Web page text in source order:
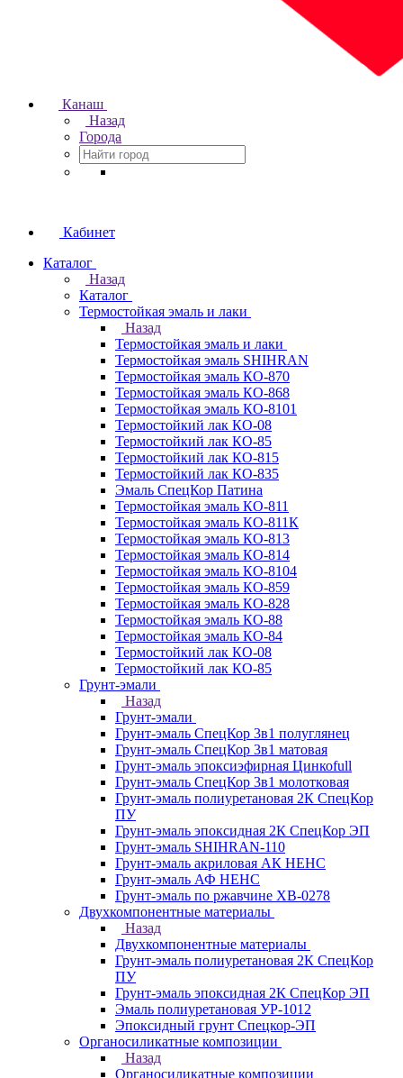
Канаш
Назад
Города
Кабинет
Каталог
Назад
Каталог
Термостойкая эмаль и лаки
Назад
Термостойкая эмаль и лаки
Термостойкая эмаль SHIHRAN
Термостойкая эмаль КО-870
Термостойкая эмаль КО-868
Термостойкая эмаль КО-8101
Термостойкий лак КО-08
Термостойкий лак КО-85
Термостойкий лак КО-815
Термостойкий лак КО-835
Эмаль СпецКор Патина
Термостойкая эмаль КО-811
Термостойкая эмаль КО-811К
Термостойкая эмаль КО-813
Термостойкая эмаль КО-814
Термостойкая эмаль КО-8104
Термостойкая эмаль КО-859
Термостойкая эмаль КО-828
Термостойкая эмаль КО-88
Термостойкая эмаль КО-84
Термостойкий лак КО-08
Термостойкий лак КО-85
Грунт-эмали
Назад
Грунт-эмали
Грунт-эмаль СпецКор 3в1 полуглянец
Грунт-эмаль СпецКор 3в1 матовая
Грунт-эмаль эпоксиэфирная Цинкоfull
Грунт-эмаль СпецКор 3в1 молотковая
Грунт-эмаль полиуретановая 2К СпецКор
ПУ
Грунт-эмаль эпоксидная 2К СпецКор ЭП
Грунт-эмаль SHIHRAN-110
Грунт-эмаль акриловая АК НЕНС
Грунт-эмаль АФ НЕНС
Грунт-эмаль по ржавчине ХВ-0278
Двухкомпонентные материалы
Назад
Двухкомпонентные материалы
Грунт-эмаль полиуретановая 2К СпецКор
ПУ
Грунт-эмаль эпоксидная 2К СпецКор ЭП
Эмаль полиуретановая УР-1012
Эпоксидный грунт Спецкор-ЭП
Органосиликатные композиции
Назад
Органосиликатные композиции